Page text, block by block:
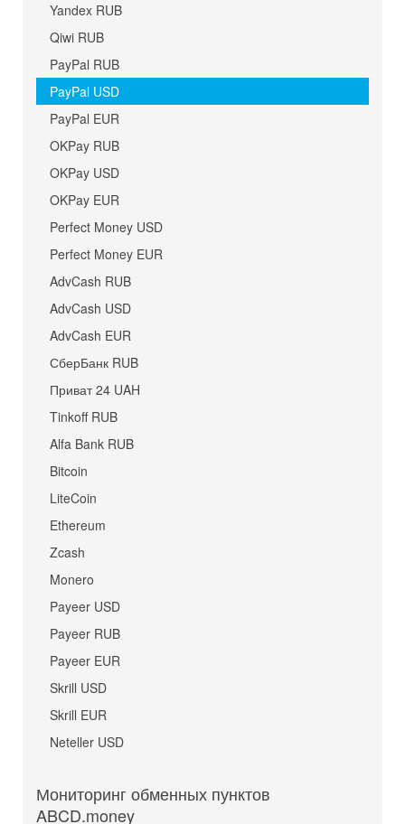
Yandex RUB
Qiwi RUB
PayPal RUB
PayPal USD
PayPal EUR
OKPay RUB
OKPay USD
OKPay EUR
Perfect Money USD
Perfect Money EUR
AdvCash RUB
AdvCash USD
AdvCash EUR
СберБанк RUB
Приват 24 UAH
Tinkoff RUB
Alfa Bank RUB
Bitcoin
LiteCoin
Ethereum
Zcash
Monero
Payeer USD
Payeer RUB
Payeer EUR
Skrill USD
Skrill EUR
Neteller USD
Мониторинг обменных пунктов
ABCD.money